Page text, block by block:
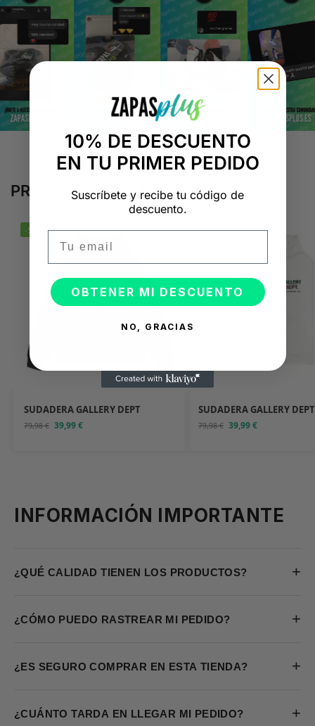
PRODUCTOS RELACIONADOS
-50%
SUDADERA GALLERY DEPT
79,98€ 39,99€
-50%
SUDADERA GALLERY DEPT
79,98€ 39,99€
INFORMACIÓN IMPORTANTE
¿QUÉ CALIDAD TIENEN LOS PRODUCTOS? +
¿CÓMO PUEDO RASTREAR MI PEDIDO? +
¿ES SEGURO COMPRAR EN ESTA TIENDA? +
¿CUÁNTO TARDA EN LLEGAR MI PEDIDO? +
10% DE DESCUENTO
EN TU PRIMER PEDIDO
Suscríbete y recibe tu código de
descuento.
OBTENER MI DESCUENTO
NO, GRACIAS